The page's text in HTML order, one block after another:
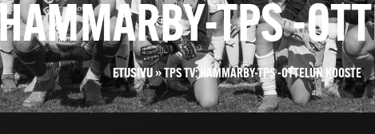
TPS -
ETUSIVU»TPS TV: HAMMARBY-TPS -OTTELUN KOOSTE